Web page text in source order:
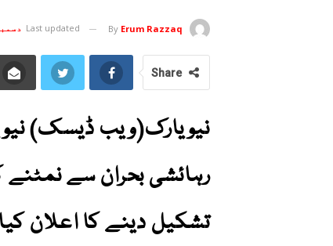
By Erum Razzaq
Last updated دسمبر 13,
Share
نیویارک(ویب ڈیسک)
رہائشی بحران سے نمٹنے
تشکیل دینے کا اعلان